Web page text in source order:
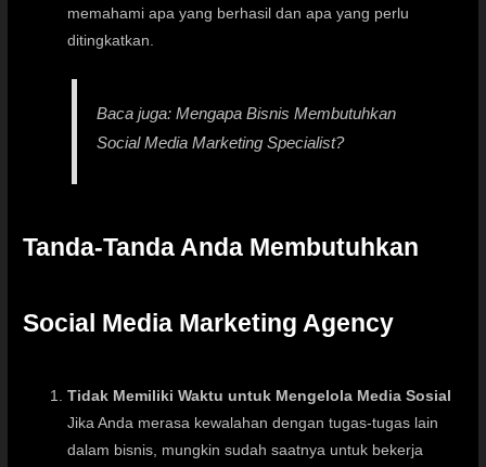
memahami apa yang berhasil dan apa yang perlu
ditingkatkan.
Baca juga:Mengapa Bisnis Membutuhkan
Social Media Marketing Specialist?
Tanda-Tanda Anda Membutuhkan
Social Media Marketing Agency
Tidak Memiliki Waktu untuk Mengelola Media Sosial
Jika Anda merasa kewalahan dengan tugas-tugas lain
dalam bisnis, mungkin sudah saatnya untuk bekerja